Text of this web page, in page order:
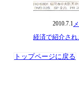
2010.7.1
経済で紹介され
トップページに戻る